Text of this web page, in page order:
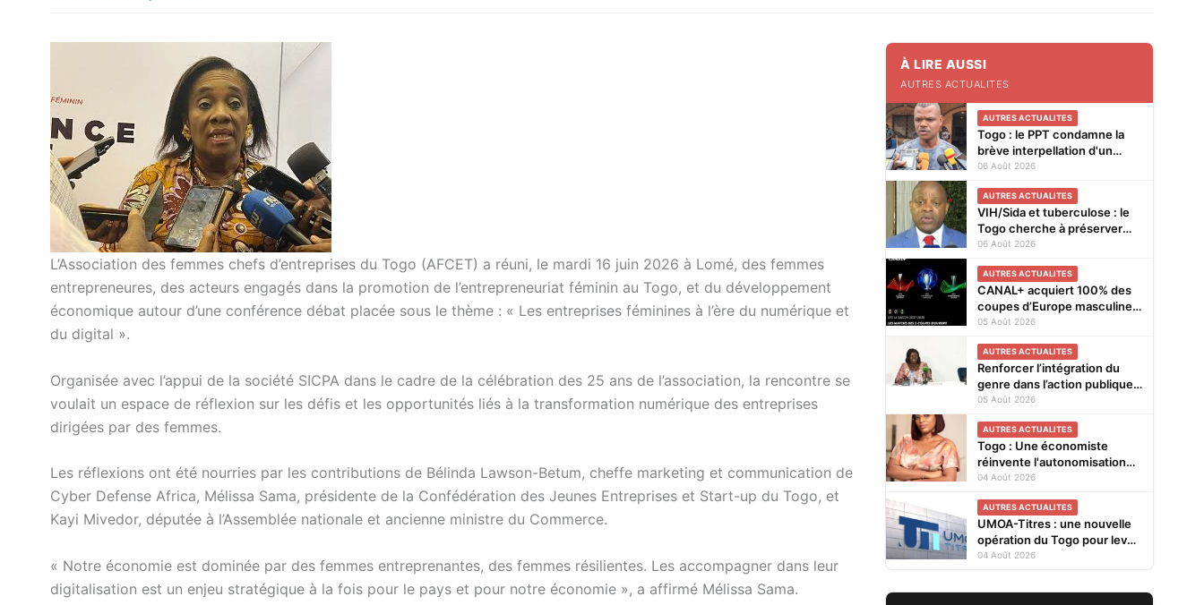
L’Association des femmes chefs d’entreprises du Togo (AFCET) a réuni, le mardi 16 juin 2026 à Lomé, des femmes
entrepreneures, des acteurs engagés dans la promotion de l’entrepreneuriat féminin au Togo, et du développement
économique autour d’une conférence débat placée sous le thème : « Les entreprises féminines à l’ère du numérique et
du digital ».
Organisée avec l’appui de la société SICPA dans le cadre de la célébration des 25 ans de l’association, la rencontre se
voulait un espace de réflexion sur les défis et les opportunités liés à la transformation numérique des entreprises
dirigées par des femmes.
Les réflexions ont été nourries par les contributions de Bélinda Lawson-Betum, cheffe marketing et communication de
Cyber Defense Africa, Mélissa Sama, présidente de la Confédération des Jeunes Entreprises et Start-up du Togo, et
Kayi Mivedor, députée à l’Assemblée nationale et ancienne ministre du Commerce.
« Notre économie est dominée par des femmes entreprenantes, des femmes résilientes. Les accompagner dans leur
digitalisation est un enjeu stratégique à la fois pour le pays et pour notre économie », a affirmé Mélissa Sama.
À LIRE AUSSI
AUTRES ACTUALITES
AUTRES ACTUALITES
Togo : le PPT condamne la
brève interpellation d'un
vendeur de journaux à Lomé
06 Août 2026
AUTRES ACTUALITES
VIH/Sida et tuberculose : le
Togo cherche à préserver
ses acquis face à la baisse
06 Août 2026
AUTRES ACTUALITES
CANAL+ acquiert 100% des
coupes d’Europe masculines
de football en exclusivité en
4 saisons jusqu’en 2031
05 Août 2026
AUTRES ACTUALITES
Renforcer l’intégration du
genre dans l’action publique :
les résultats de l’analyse des
restitués à Lomé
05 Août 2026
AUTRES ACTUALITES
Togo : Une économiste
réinvente l'autonomisation
des femmes à Kévé Edzi
04 Août 2026
AUTRES ACTUALITES
UMOA-Titres : une nouvelle
opération du Togo pour lever
20 milliards FCFA
04 Août 2026